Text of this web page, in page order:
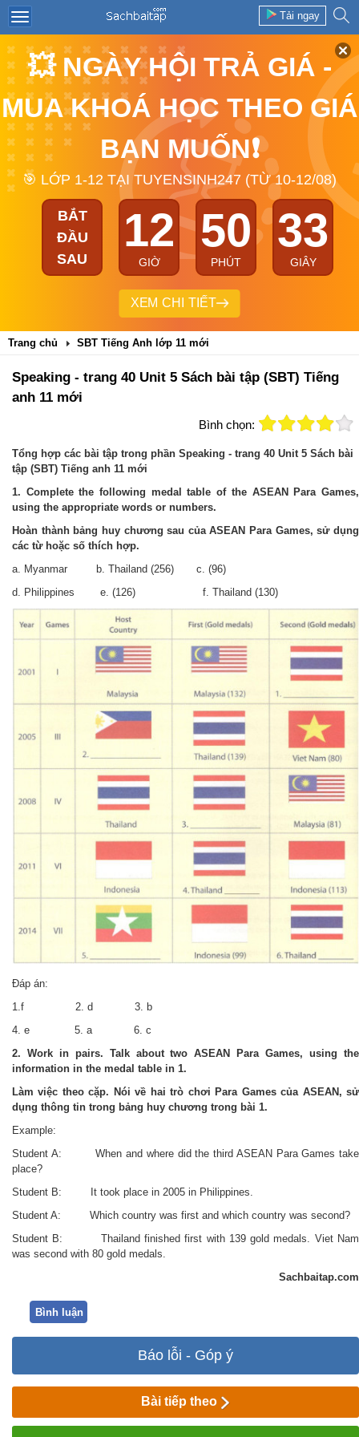
Tải ngay
💥 NGÀY HỘI TRẢ GIÁ -
MUA KHOÁ HỌC THEO GIÁ
BẠN MUỐN❗
🎯 LỚP 1-12 TẠI TUYENSINH247 (TỪ 10-12/08)
BẮT
ĐẦU
SAU
12
GIỜ
50
PHÚT
32
GIÂY
XEM CHI TIẾT
Trang chủ SBT Tiếng Anh lớp 11 mới
Speaking - trang 40 Unit 5 Sách bài tập (SBT) Tiếng
anh 11 mới
Bình chọn:
Tổng hợp các bài tập trong phần Speaking - trang 40 Unit 5 Sách bài
tập (SBT) Tiếng anh 11 mới
1. Complete the following medal table of the ASEAN Para Games,
using the appropriate words or numbers.
Hoàn thành bảng huy chương sau của ASEAN Para Games, sử dụng
các từ hoặc số thích hợp.
a. Myanmar b. Thailand (256) c. (96)
d. Philippines e. (126) f. Thailand (130)
Đáp án:
1.f 2. d 3. b
4. e 5. a 6. c
2. Work in pairs. Talk about two ASEAN Para Games, using the
information in the medal table in 1.
Làm việc theo cặp. Nói về hai trò chơi Para Games của ASEAN, sử
dụng thông tin trong bảng huy chương trong bài 1.
Example:
Student A: When and where did the third ASEAN Para Games take
place?
Student B: It took place in 2005 in Philippines.
Student A: Which country was first and which country was second?
Student B: Thailand finished first with 139 gold medals. Viet Nam
was second with 80 gold medals.
Sachbaitap.com
Bình luận
Báo lỗi - Góp ý
Bài tiếp theo